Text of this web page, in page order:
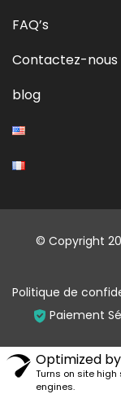
FAQ’s
Contactez-nous
blog
© Copyright
Politique de
Paiement
Optimized
Turns on site
engines.